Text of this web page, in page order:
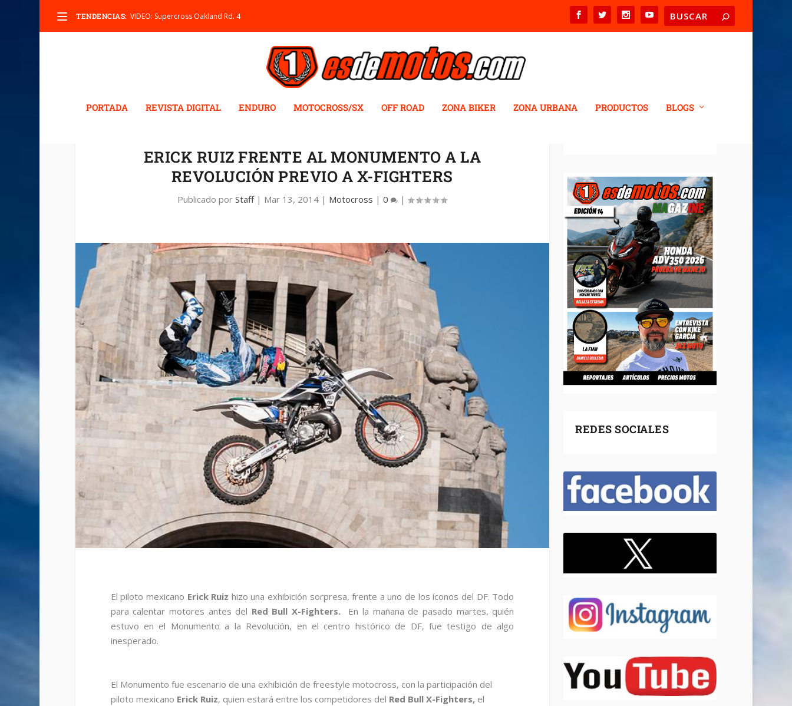
TENDENCIAS: VIDEO: Supercross Oakland Rd. 4
PORTADA REVISTA DIGITAL ENDURO MOTOCROSS/SX OFF ROAD ZONA BIKER ZONA URBANA PRODUCTOS BLOGS
ERICK RUIZ FRENTE AL MONUMENTO A LA
REVOLUCIÓN PREVIO A X-FIGHTERS
Publicado porStaff| Mar 13, 2014 | Motocross |0 |
El piloto mexicano Erick Ruiz hizo una exhibición sorpresa, frente a uno de los íconos del DF. Todo
para calentar motores antes del Red Bull X-Fighters. En la mañana de pasado martes, quién
estuvo en el Monumento a la Revolución, en el centro histórico de DF, fue testigo de algo
inesperado.
El Monumento fue escenario de una exhibición de freestyle motocross, con la participación del
piloto mexicano Erick Ruiz, quien estará entre los competidores del Red Bull X-Fighters,el
REDES SOCIALES